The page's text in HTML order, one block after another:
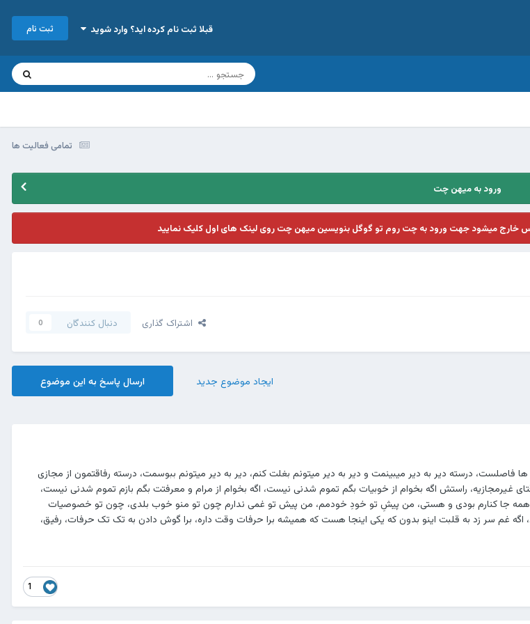
قبلا ثبت نام کرده اید؟ وارد شوید ثبت نام
تمامی فعالیت ها
ورود به میهن چت
خارج میشود جهت ورود به چت روم تو گوگل بنویسین میهن چت روی لینک های اول کلیک نمایید
اشتراک گذاری دنبال کنندگان 0
ارسال پاسخ به این موضوع ایجاد موضوع جدید
فاصلست، درسته دیر به دیر میبینمت و دیر به دیر میتونم بغلت کنم، دیر به دیر میتونم ببوسمت، درسته رفاقتمون از مجازی
غیرمجازیه، راستش اگه بخوام از خوبیات بگم تموم شدنی نیست، اگه بخوام از مرام و معرفتت بگم بازم تموم شدنی نیست،
جا کنارم بودی و هستی، من پیشِ تو خودِ خودمم، من پیش تو غمی ندارم چون تو منو خوب بلدی، چون تو خصوصیات
اگه غم سر زد به قلبت اینو بدون که یکی اینجا هست که همیشه برا حرفات وقت داره، برا گوش دادن به تک تک حرفات، رفیق،
1